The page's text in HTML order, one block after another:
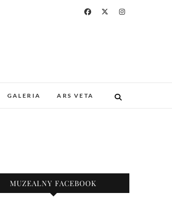
w
GALERIA ARS VETA
MUZEALNY FACEBOOK